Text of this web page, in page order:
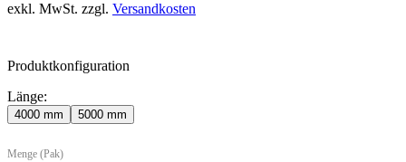
exkl. MwSt. zzgl. Versandkosten
Produktkonfiguration
Länge:
4000 mm 5000 mm
Menge (Pak)